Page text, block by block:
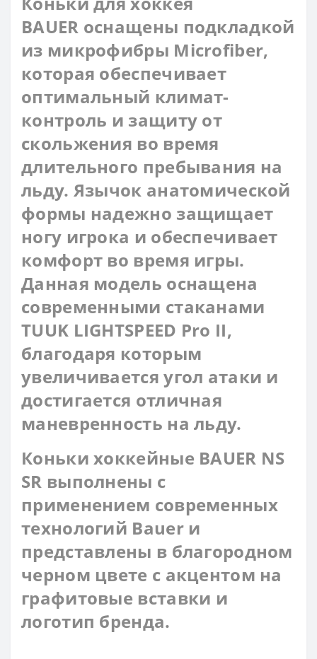
BAUER оснащены подкладкой
из микрофибры Microfiber,
которая обеспечивает
оптимальный климат-
контроль и защиту от
скольжения во время
длительного пребывания на
льду. Язычок анатомической
формы надежно защищает
ногу игрока и обеспечивает
комфорт во время игры.
Данная модель оснащена
современными стаканами
TUUK LIGHTSPEED Pro II,
благодаря которым
увеличивается угол атаки и
достигается отличная
маневренность на льду.
Коньки хоккейные BAUER NS
SR выполнены с
применением современных
технологий Bauer и
представлены в благородном
черном цвете с акцентом на
графитовые вставки и
логотип бренда.